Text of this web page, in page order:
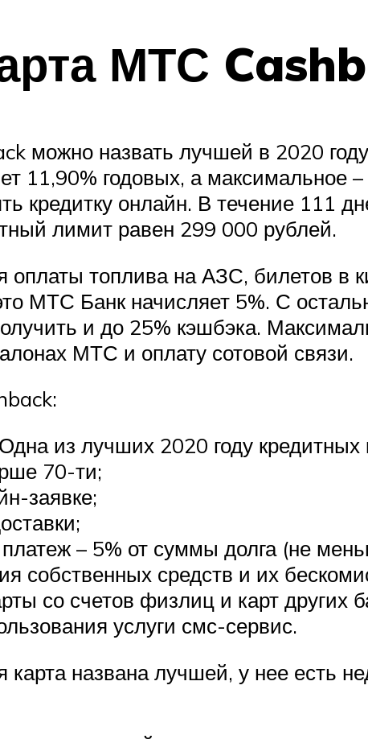
МТС
можно назвать лучшей в 2020
11,90% годовых, а максимальное
кредитку онлайн. В течение 111
лимит равен 299 000 рублей.
оплаты топлива на АЗС, билетов в
МТС Банк начисляет 5%. С
и до 25% кэшбэка.
МТС и оплату сотовой связи.
из лучших 2020 году
70-ти;
заявке;
– 5% от суммы долга (не
собственных средств и их
со счетов физлиц и карт других
услуги смс-сервис.
карта названа лучшей, у нее есть